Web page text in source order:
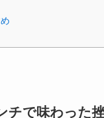
チで味わった